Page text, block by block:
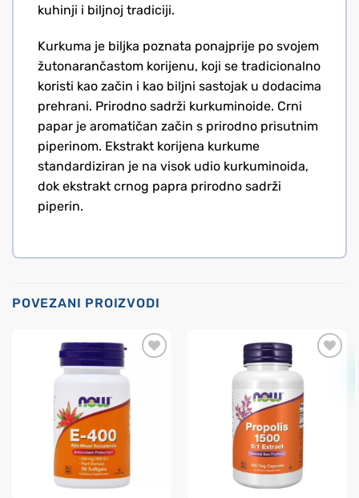
kuhinji i biljnoj tradiciji.
Kurkuma je biljka poznata ponajprije po svojem
žutonarančastom korijenu, koji se tradicionalno
koristi kao začin i kao biljni sastojak u dodacima
prehrani. Prirodno sadrži kurkuminoide. Crni
papar je aromatičan začin s prirodno prisutnim
piperinom. Ekstrakt korijena kurkume
standardiziran je na visok udio kurkuminoida,
dok ekstrakt crnog papra prirodno sadrži
piperin.
POVEZANI PROIZVODI